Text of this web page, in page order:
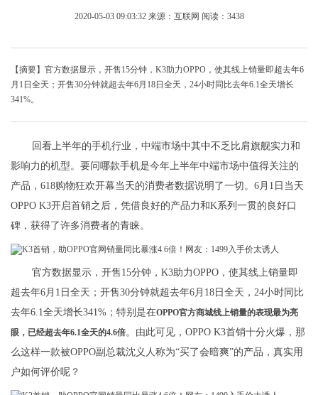
2020-05-03 09:03:32 来源：互联网 阅读：3438
【摘要】官方数据显示，开售15分钟，K3助力OPPO，使其线上销量即超去年6
月1日全天；开售30分钟就超去年6月18日全天，24小时同比去年6.1全天增长
341%。
回看上半年的手机行业，中端市场中其中不乏比肩旗舰实力和
影响力的机型。要问哪款手机是今年上半年中端市场中值得关注的
产品，618购物狂欢开幕当天的消费者数据说明了一切。6月1日当天
OPPO K3开启首销之后，凭借良好的产品力和K系列一贯的良好口
碑，获得了许多消费者的青睐。
官方数据显示，开售15分钟，K3助力OPPO，使其线上销量即
超去年6月1日全天；开售30分钟就超去年6月18日全天，24小时同比
去年6.1全天增长341%；特别是在OPPO官方商城线上销量的表现最为亮
眼，已经超去年6.1全天的4.6倍。由此可见，OPPO K3首销十分火爆，那
么这样一款被OPPO副总裁沈义人称为“买了会暗爽”的产品，真实用
户如何评价呢？